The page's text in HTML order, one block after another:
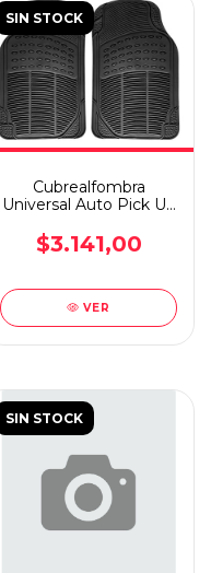
SIN STOCK
Cubrealfombra
Universal Auto Pick Up
$3.141,00
VER
SIN STOCK